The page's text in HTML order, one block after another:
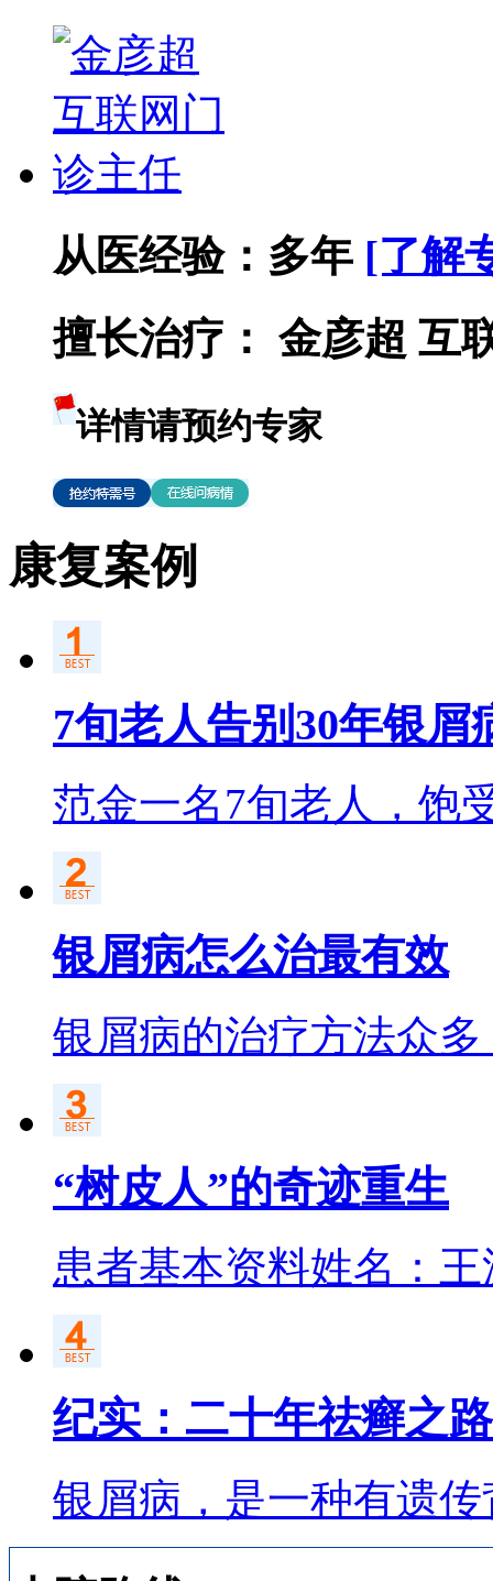
从医经验： 多年 [了解
擅长治疗： 金彦超 互
详情请预约专家
康复案例
7旬老人告别30年银屑
范金一名7旬老人，饱
银屑病怎么治最有效
银屑病的治疗方法众多
“树皮人”的奇迹重生
患者基本资料姓名：
纪实：二十年祛癣之路
银屑病，是一种有遗传